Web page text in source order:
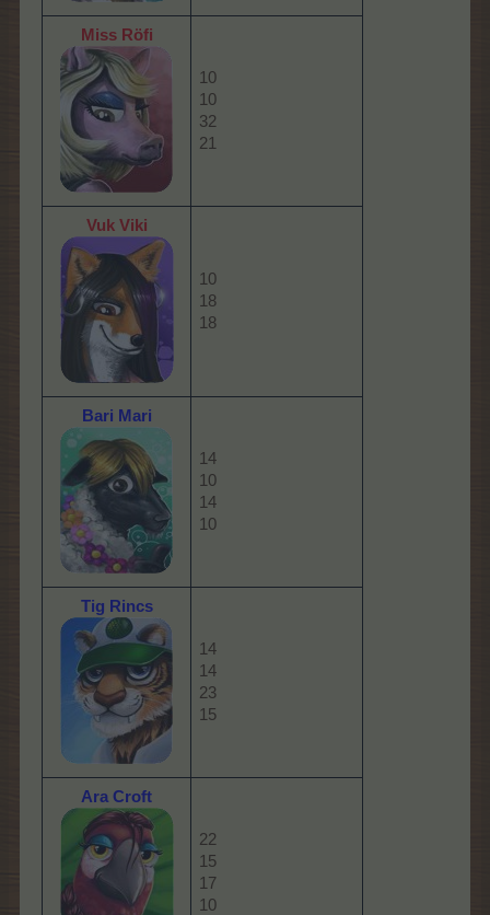
Miss Röfi
10
10
32
21
Vuk Viki
10
18
18
Bari Mari
14
10
14
10
Tig Rincs
14
14
23
15
Ara Croft
22
15
17
10